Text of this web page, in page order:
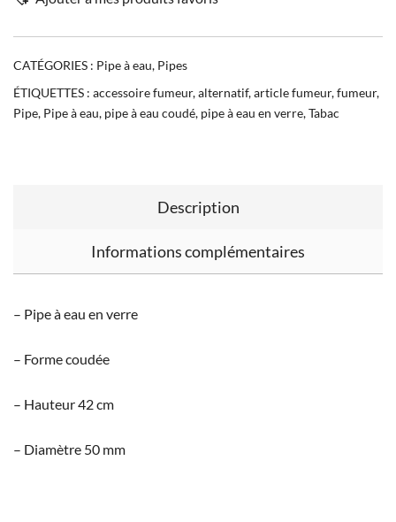
CATÉGORIES : Pipe à eau, Pipes
ÉTIQUETTES : accessoire fumeur,alternatif,article fumeur,fumeur,
Pipe, Pipe à eau, pipe à eau coudé, pipe à eau en verre,Tabac
Description
Informations complémentaires
– Pipe à eau en verre
– Forme coudée
– Hauteur 42 cm
– Diamètre 50 mm